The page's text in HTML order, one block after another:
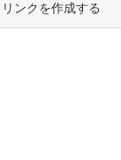
リンクを作成する